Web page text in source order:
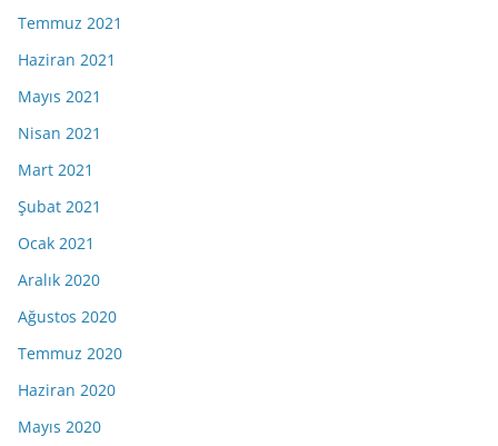
Temmuz 2021
Haziran 2021
Mayıs 2021
Nisan 2021
Mart 2021
Şubat 2021
Ocak 2021
Aralık 2020
Ağustos 2020
Temmuz 2020
Haziran 2020
Mayıs 2020